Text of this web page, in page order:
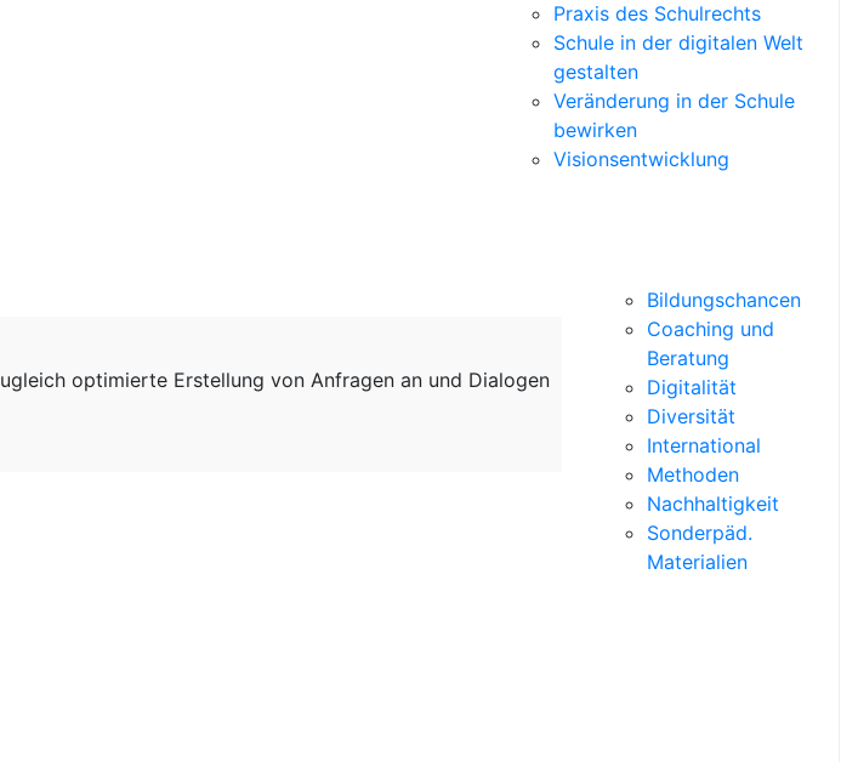
Praxis des Schulrechts
Schule in der digitalen Welt
gestalten
Veränderung in der Schule
bewirken
Visionsentwicklung
optimierte Erstellung von Anfragen an und Dialogen
Bildungschancen
Coaching und
Beratung
Digitalität
Diversität
International
Methoden
Nachhaltigkeit
Sonderpäd.
Materialien